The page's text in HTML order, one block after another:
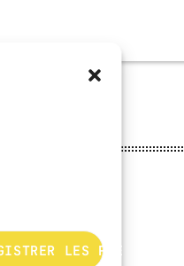
LES PRÉFÉRENCES